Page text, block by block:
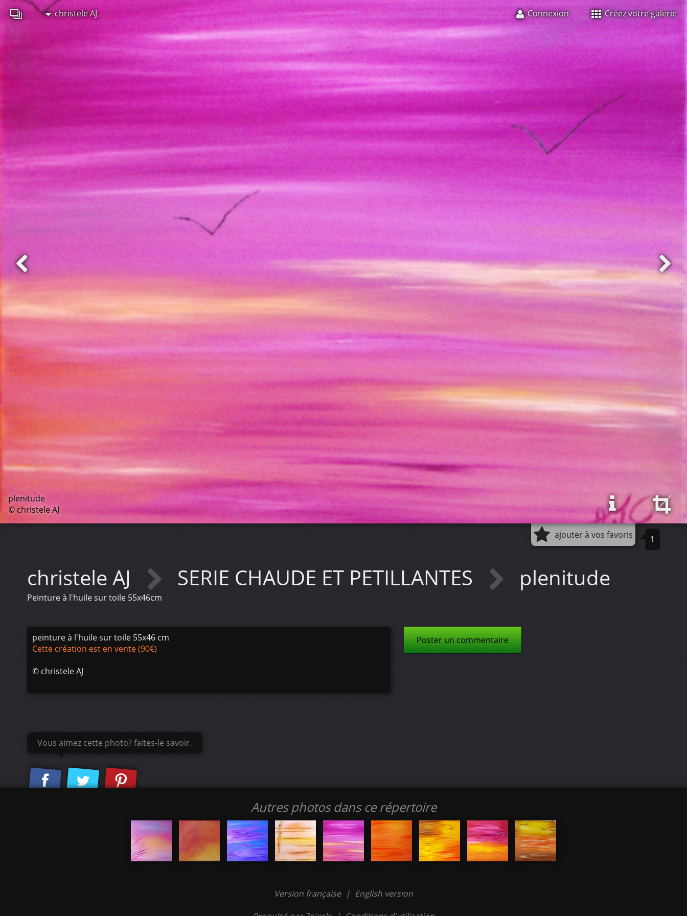
christele AJ Connexion Créez votre galerie
plenitude
© christele AJ
ajouter à vos favoris 1
christele AJ SERIE CHAUDE ET PETILLANTES plenitude
Peinture à l'huile sur toile 55x46cm
peinture à l'huile sur toile 55x46 cm
Cette création est en vente (90€)
© christele AJ
Poster un commentaire
Vous aimez cette photo? faites-le savoir.
Autres photos dans ce répertoire
Version française | English version